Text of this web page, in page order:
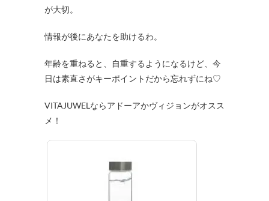
が大切。
情報が後にあなたを助けるわ。
年齢を重ねると、自重するようになるけど、今
日は素直さがキーポイントだから忘れずにね♡
VITAJUWELならアドーアかヴィジョンがオスス
メ！